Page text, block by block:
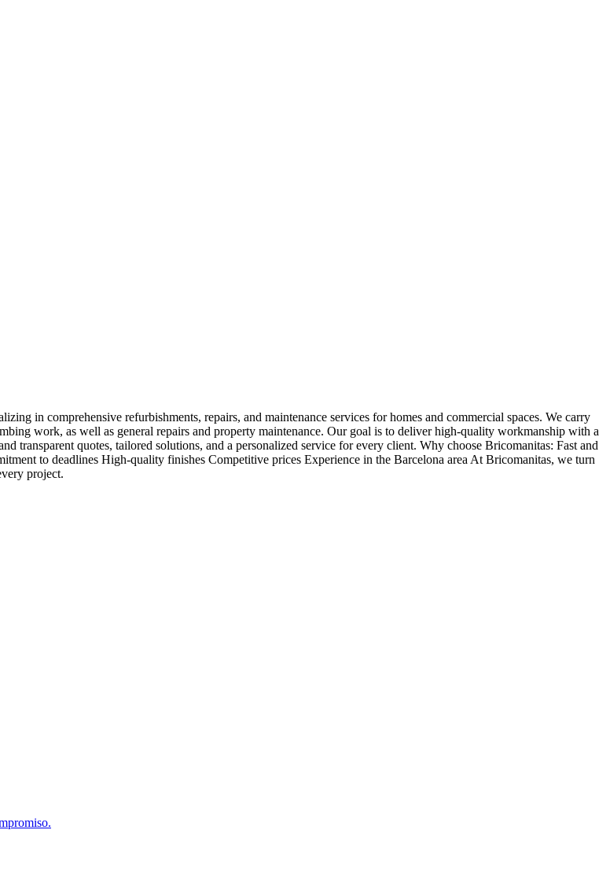
in comprehensive refurbishments, repairs, and maintenance services for homes and commercial spaces. We carry
work, as well as general repairs and property maintenance. Our goal is to deliver high-quality workmanship with a
transparent quotes, tailored solutions, and a personalized service for every client. Why choose Bricomanitas: Fast and
to deadlines High-quality finishes Competitive prices Experience in the Barcelona area At Bricomanitas, we turn
project.